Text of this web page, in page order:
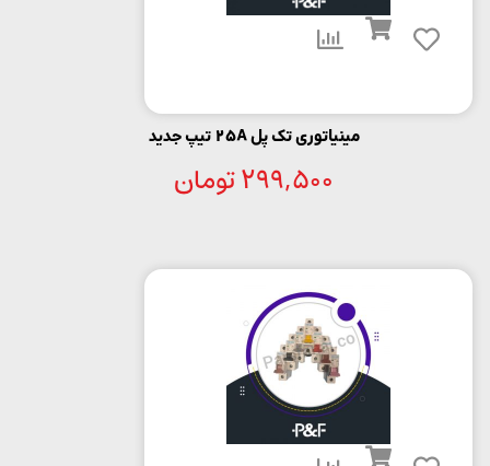
مینیاتوری تک پل 25A تیپ جدید
299,500تومان